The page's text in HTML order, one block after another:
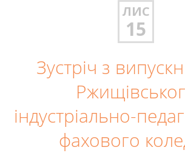
ЛИС
15
Зустріч з
індустріально-
фахового